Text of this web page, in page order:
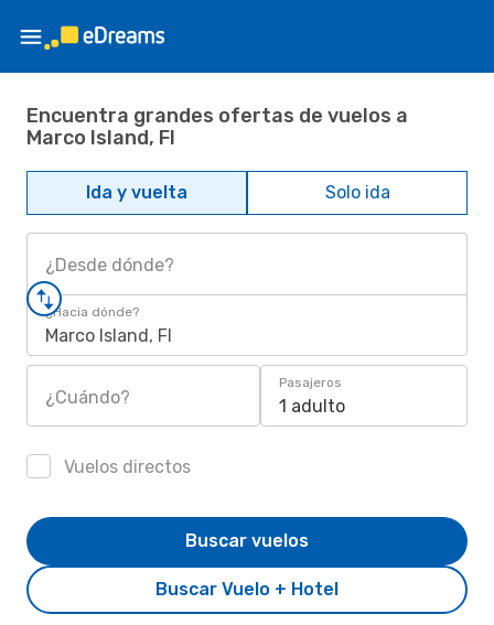
Encuentra grandes ofertas de vuelos a
Marco Island, Fl
Ida y vuelta Solo ida
¿Desde dónde?
¿Hacia dónde?
Marco Island, Fl
¿Cuándo?
Pasajeros
1 adulto
Vuelos directos
Buscar Vuelo + Hotel
Buscar vuelos